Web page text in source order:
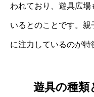
われており、遊具広
いるとのことです。
に注力しているのが特
遊具の種類